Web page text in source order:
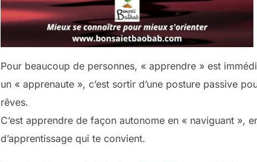
Pour beaucoup de personnes, « apprendre » est
un « apprenaute », c’est sortir d’une posture passive
rêves.
C’est apprendre de façon autonome en « naviguant »,
d’apprentissage qui te convient.